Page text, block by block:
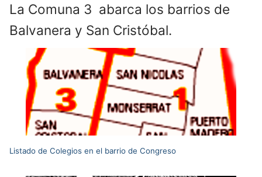
La Comuna 3 abarca los barrios de
Balvanera y San Cristóbal.
Listado de Colegios en el barrio de Congreso